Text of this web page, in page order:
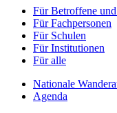
Für Betroffene
Für Fachpersonen
Für Schulen
Für Institutionen
Für alle
Nationale
Agenda